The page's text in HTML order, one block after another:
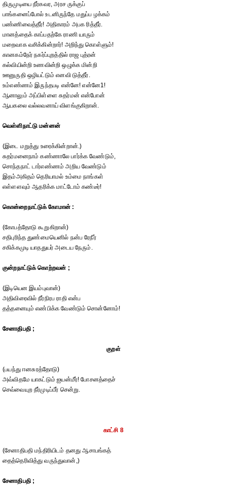
திருமுடியை நீர்கவர, அரச ருக்குப்
பாங்கனைப்போல் உடனிருந்தே மதுப்ப ழக்கம்
பண்ணிவைத்தீர்! அதிகாரம் அபக ரித்தீர்.
மானத்தைக் காப்பதற்கே ராணி யாரும்
மறைவாக வசிக்கின்றார்! அறிந்து கொள்ளும்!
கானகம்நேர் நகர்ப்புறத்தில் ராஜ புத்ரன்
கல்வியின்றி உணவின்றி ஒழுக்க மின்றி
ஊனுருதி ஒழியட்டும் எனவி டுத்தீர்.
உம்எண்ணம் இருந்தபடி என்னே! என்னே1!
ஆனாலும் அப்பிள்ளை சுதர்மன் என்போன்
ஆயகலை வல்லவனாய் விளங்குகிறான்.
வெள்ளிநாட்டு மன்னன்
(இடை மறுத்து உரைக்கின்றான்.)
சுதர்மனைநாம் கண்ணாலே பார்க்க வேண்டும்,
சொந்தநாட் டார்எண்ணம் அறிய வேண்டும்
இதம்அகிதம் தெரியாமல் உம்மை நாங்கள்
எள்ளளவும் ஆதரிக்க மாட்டோம் கண்டீர்!
கொன்றைநாட்டுக் கோமான் :
(கோபத்தோடு கூறுகிறான்)
சதிபுரிந்த துண்மையெனில் நன்ப ரேநீர்
சகிக்கமுடி யாததுயர் அடைய நேரும்.
குன்றநாட்டுக் கொற்றவன் ;
(இடியென இயம்புவான்)
அதிவிரைவில் நீர்நிரப ராதி என்ப
தத்தனையும் எண்பிக்க வேண்டும் சொன்னோம்!
சேனாதிபதி ;
குறள்
(பயந்து ஈனசுரத்தோடு)
அவ்விதமே யாகட்டும் ஐயன்மீர்! போசனத்தைச்
செவ்வையுற நீர்முடிப்பீர் சென்று.
காட்சி 8
(சேனாதிபதி மந்திரியிடம் தனது ஆசாபங்கத்
தைத்தெரிவித்து வருந்துவான்,)
சேனாதிபதி ;